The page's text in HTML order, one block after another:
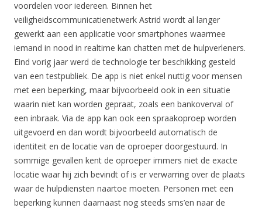
voordelen voor iedereen. Binnen het
veiligheidscommunicatienetwerk Astrid wordt al langer
gewerkt aan een applicatie voor smartphones waarmee
iemand in nood in realtime kan chatten met de hulpverleners.
Eind vorig jaar werd de technologie ter beschikking gesteld
van een testpubliek. De app is niet enkel nuttig voor mensen
met een beperking, maar bijvoorbeeld ook in een situatie
waarin niet kan worden gepraat, zoals een bankoverval of
een inbraak. Via de app kan ook een spraakoproep worden
uitgevoerd en dan wordt bijvoorbeeld automatisch de
identiteit en de locatie van de oproeper doorgestuurd. In
sommige gevallen kent de oproeper immers niet de exacte
locatie waar hij zich bevindt of is er verwarring over de plaats
waar de hulpdiensten naartoe moeten. Personen met een
beperking kunnen daarnaast nog steeds sms’en naar de